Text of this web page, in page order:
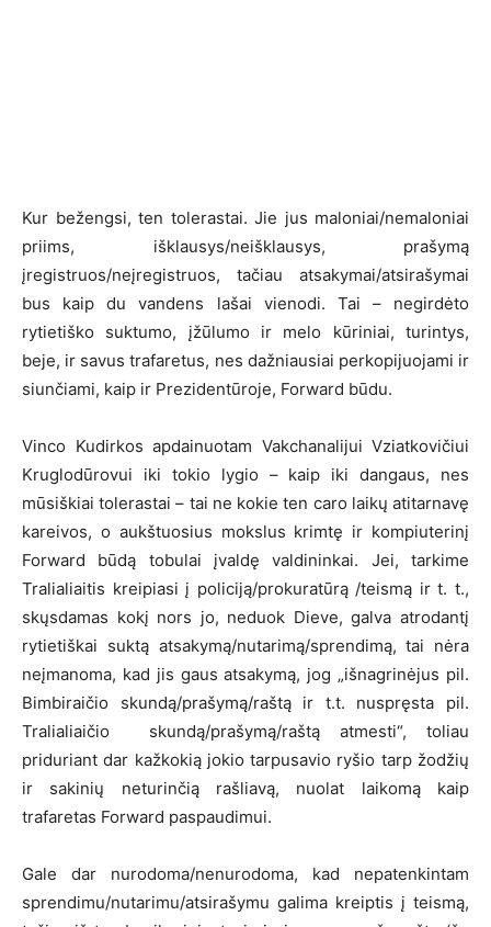
Kur bežengsi, ten tolerastai. Jie jus maloniai/nemaloniai
priims, išklausys/neišklausys, prašymą
įregistruos/neįregistruos, tačiau atsakymai/atsirašymai
bus kaip du vandens lašai vienodi. Tai – negirdėto
rytietiško suktumo, įžūlumo ir melo kūriniai, turintys,
beje, ir savus trafaretus, nes dažniausiai perkopijuojami ir
siunčiami, kaip ir Prezidentūroje, Forward būdu.
Vinco Kudirkos apdainuotam Vakchanalijui Vziatkovičiui
Kruglodūrovui iki tokio lygio – kaip iki dangaus, nes
mūsiškiai tolerastai – tai ne kokie ten caro laikų atitarnavę
kareivos, o aukštuosius mokslus krimtę ir kompiuterinį
Forward būdą tobulai įvaldę valdininkai. Jei, tarkime
Tralialiaitis kreipiasi į policiją/prokuratūrą /teismą ir t. t.,
skųsdamas kokį nors jo, neduok Dieve, galva atrodantį
rytietiškai suktą atsakymą/nutarimą/sprendimą, tai nėra
neįmanoma, kad jis gaus atsakymą, jog „išnagrinėjus pil.
Bimbiraičio skundą/prašymą/raštą ir t.t. nuspręsta pil.
Tralialiaičio skundą/prašymą/raštą atmesti“, toliau
priduriant dar kažkokią jokio tarpusavio ryšio tarp žodžių
ir sakinių neturinčią rašliavą, nuolat laikomą kaip
trafaretas Forward paspaudimui.
Gale dar nurodoma/nenurodoma, kad nepatenkintam
sprendimu/nutarimu/atsirašymu galima kreiptis į teismą,